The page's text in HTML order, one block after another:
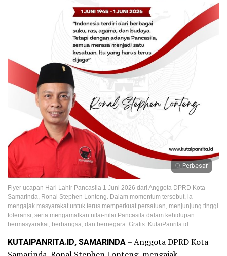
Perbesar
Flyer ucapan Hari Lahir Pancasila 1 Juni 2026 dari Anggota DPRD Kota
Samarinda, Ronal Stephen Lonteng. Dalam momentum tersebut, ia
mengajak masyarakat untuk terus memperkuat persatuan, menjunjung tinggi
toleransi, serta mengamalkan nilai-nilai Pancasila dalam kehidupan
bermasyarakat, berbangsa, dan bernegara. Grafis: KutaiPanrita.id.
KUTAIPANRITA.ID, SAMARINDA– Anggota DPRD Kota